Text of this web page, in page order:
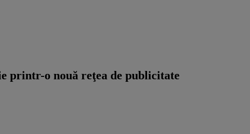
printr-o nouă reţea de publicitate